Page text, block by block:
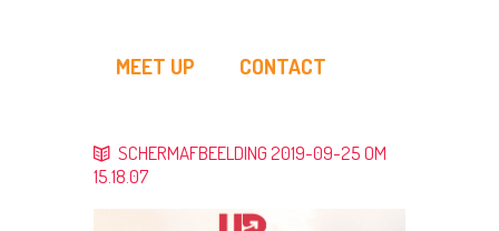
MEET UP CONTACT
SCHERMAFBEELDING 2019-09-25 OM
15.18.07